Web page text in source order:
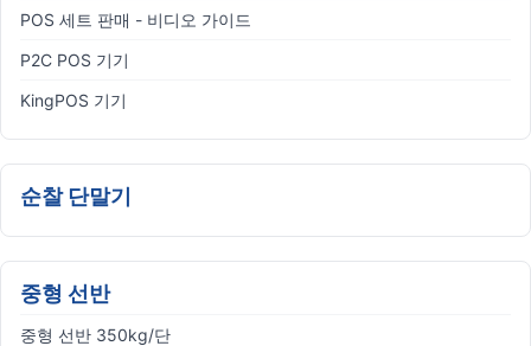
POS 세트 판매 - 비디오 가이드
P2C POS 기기
KingPOS 기기
순찰 단말기
중형 선반
중형 선반 350kg/단